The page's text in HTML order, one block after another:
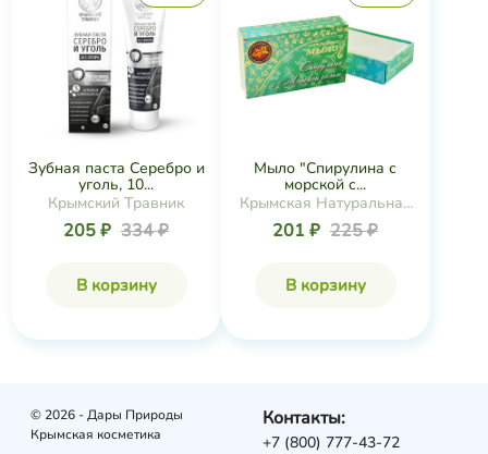
Зубная паста Серебро и
уголь, 10...
Крымский Травник
205 ₽ 334 ₽
В корзину
Мыло "Спирулина с
морской с...
Крымская Натуральная
Коллекция
201 ₽ 225 ₽
В корзину
© 2026 - Дары Природы
Крымская косметика
Контакты:
+7 (800) 777-43-72